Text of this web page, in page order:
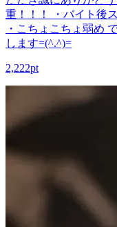
重！！！ ・バイト後
・こちょこちょ弱め
します=(^.^)=
2,222pt